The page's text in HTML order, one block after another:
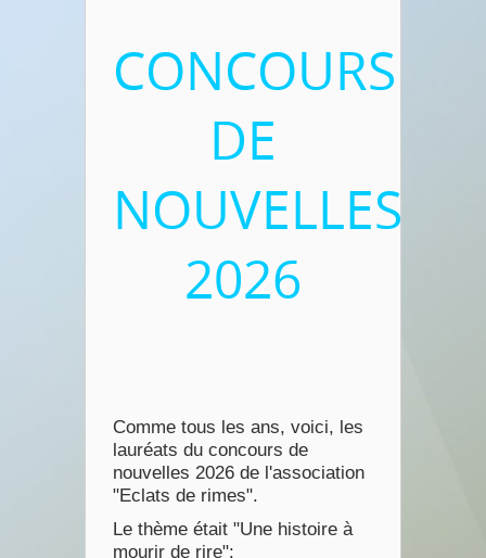
CONCOURS
DE
NOUVELLES
2026
Comme tous les ans, voici, les
lauréats du concours de
nouvelles 2026 de l'association
"Eclats de rimes".
Le thème était "Une histoire à
mourir de rire":